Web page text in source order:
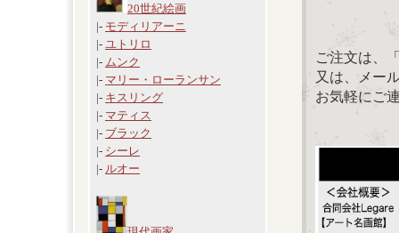
20世紀絵画
|- モディリアーニ
|- ユトリロ
|- ムンク
|- マリー・ローランサン
|- キスリング
|- マティス
|- ブラック
|- シーレ
|- ルオー
ご注文は、
又は、メー
お気軽にご